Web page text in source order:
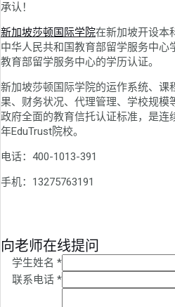
承认！
新加坡莎顿国际学院在新加坡开设本
中华人民共和国教育部留学服务中心
教育部留学服务中心的学历认证。
新加坡莎顿国际学院的运作系统、课
果、财务状况、代理管理、学校规模
政府全面的教育信托认证标准，是连
年EduTrust院校。
电话：400-1013-391
手机：13275763191
向老师在线提问
学生姓名 *
联系电话 *